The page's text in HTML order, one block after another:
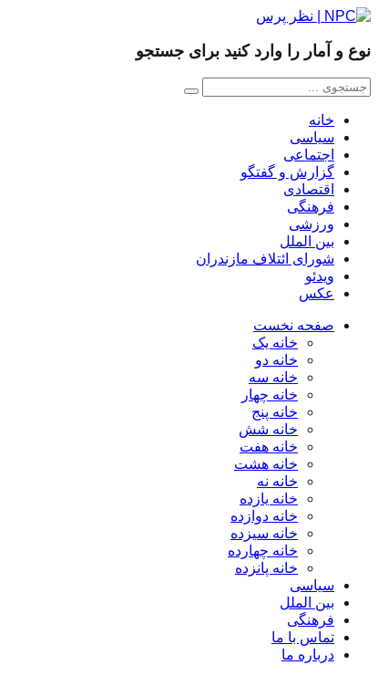
نوع و آمار را وارد کنید برای جستجو
خانه
سیاسی
اجتماعی
گزارش و گفتگو
اقتصادی
فرهنگی
ورزشی
بین الملل
شورای ائتلاف مازندران
ویدئو
عکس
صفحه نخست
خانه یک
خانه دو
خانه سه
خانه چهار
خانه پنج
خانه شش
خانه هفت
خانه هشت
خانه نه
خانه یازده
خانه دوازده
خانه سیزده
خانه چهارده
خانه پانزده
سیاسی
بین الملل
فرهنگی
تماس با ما
درباره ما